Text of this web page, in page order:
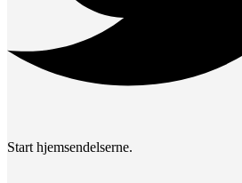
Start hjemsendelserne.